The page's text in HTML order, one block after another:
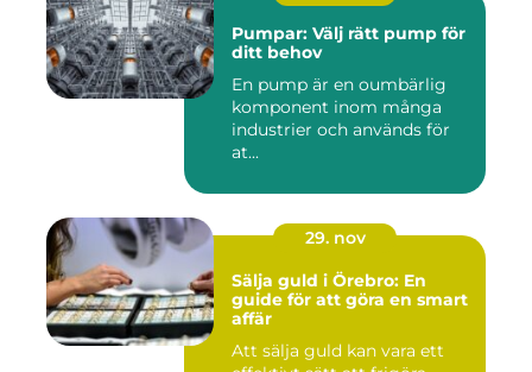
Pumpar: Välj rätt pump för
ditt behov
En pump är en oumbärlig
komponent inom många
industrier och används för
at...
29. nov
Sälja guld i Örebro: En
guide för att göra en smart
affär
Att sälja guld kan vara ett